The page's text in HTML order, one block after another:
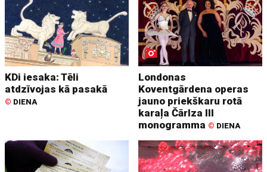
KDi iesaka: Tēli
atdzīvojas kā pasakā
© DIENA
Londonas
Koventgārdena operas
jauno priekškaru rotā
karaļa Čārlza III
monogramma © DIENA